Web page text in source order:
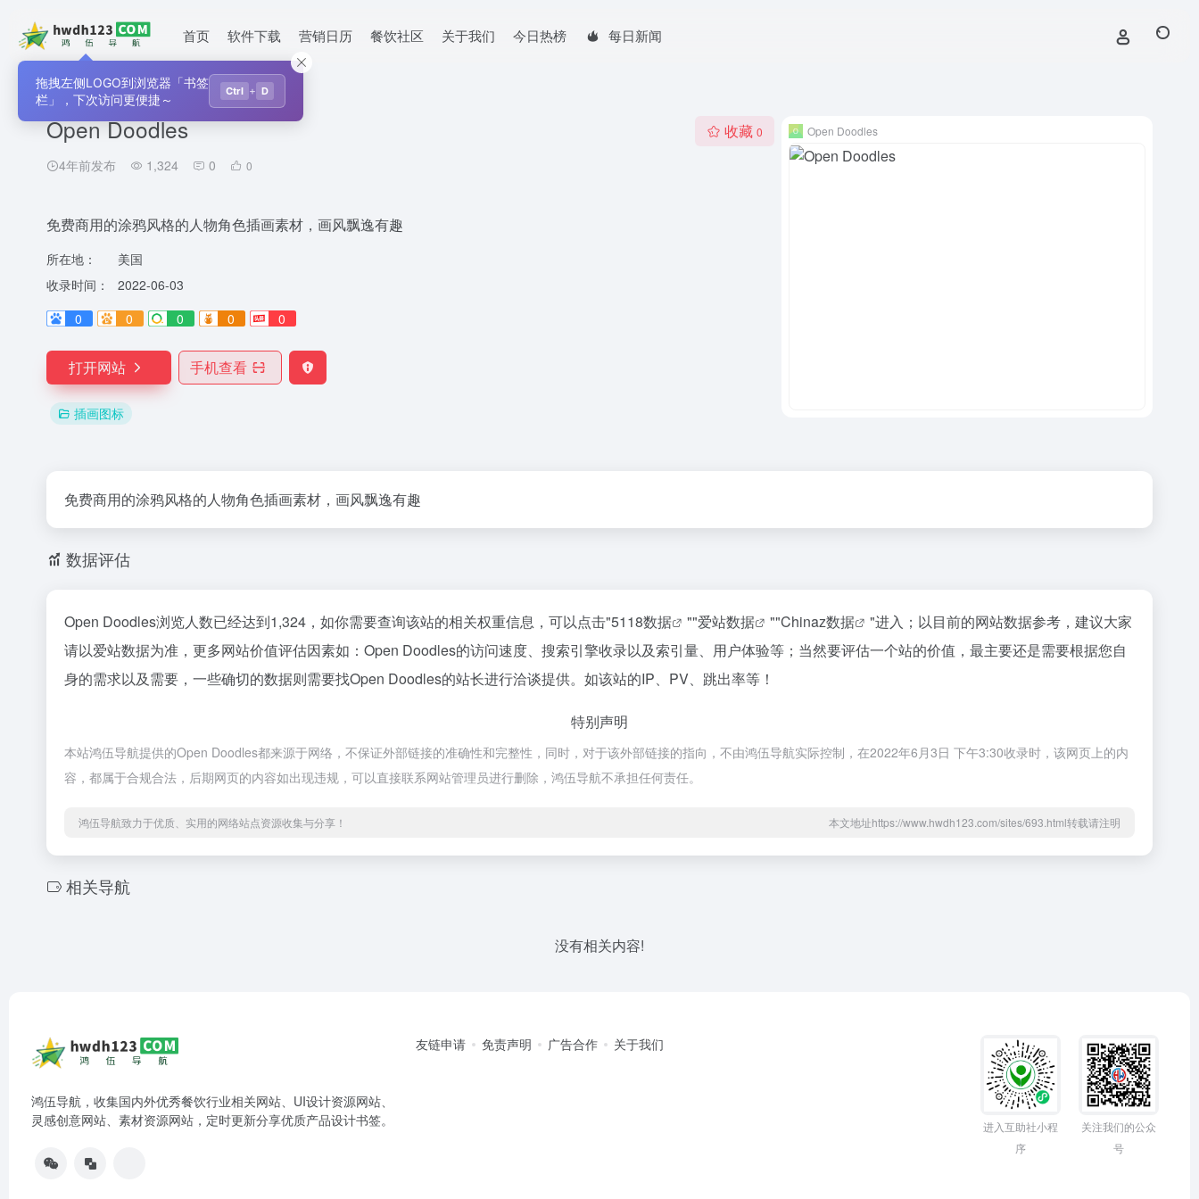
首页 软件下载 营销日历 餐饮社区 关于我们 今日热榜 每日新闻
首页 • 运营相关 • 插画图标 • Open Doodles
Open Doodles
4年前发布 1,324 0 0
收藏 0
免费商用的涂鸦风格的人物角色插画素材，画风飘逸有趣
所在地：
美国
收录时间：
2022-06-03
0
0 0 0 0
打开网站 手机查看
插画图标
Open Doodles
免费商用的涂鸦风格的人物角色插画素材，画风飘逸有趣
数据评估
Open Doodles浏览人数已经达到1,324，如你需要查询该站的相关权重信息，可以点击"5118数据 ""爱站数据 ""Chinaz数据
"进入；以目前的网站数据参考，建议大家
请以爱站数据为准，更多网站价值评估因素如：Open Doodles的访问速度、搜索引擎收录以及索引量、用户体验等；当然要评估一个站的价值，最主要还是需要根据您自
身的需求以及需要，一些确切的数据则需要找Open Doodles的站长进行洽谈提供。如该站的IP、PV、跳出率等！
特别声明
本站鸿伍导航提供的Open Doodles都来源于网络，不保证外部链接的准确性和完整性，同时，对于该外部链接的指向，不由鸿伍导航实际控制，在2022年6月3日 下午3:30收录时，该网页上的内
容，都属于合规合法，后期网页的内容如出现违规，可以直接联系网站管理员进行删除，鸿伍导航不承担任何责任。
鸿伍导航致力于优质、实用的网络站点资源收集与分享！ 本文地址https://www.hwdh123.com/sites/693.html转载请注明
相关导航
没有相关内容!
鸿伍导航，收集国内外优秀餐饮行业相关网站、UI设计资源网站、
灵感创意网站、素材资源网站，定时更新分享优质产品设计书签。
友链申请 免责声明 广告合作 关于我们
进入互助社小程
序
关注我们的公众
号
拖拽左侧LOGO到浏览器「书签
栏」，下次访问更便捷～
Ctrl + D